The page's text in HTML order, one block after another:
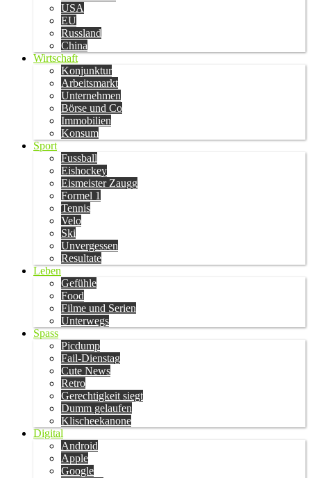
USA
EU
Russland
China
Wirtschaft
Konjunktur
Arbeitsmarkt
Unternehmen
Börse und Co
Immobilien
Konsum
Sport
Fussball
Eishockey
Eismeister Zaugg
Formel 1
Tennis
Velo
Ski
Unvergessen
Resultate
Leben
Gefühle
Food
Filme und Serien
Unterwegs
Spass
Picdump
Fail-Dienstag
Cute News
Retro
Gerechtigkeit siegt
Dumm gelaufen
Klischeekanone
Digital
Android
Apple
Google